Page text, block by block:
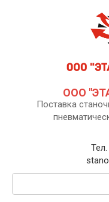
ООО
Поставка